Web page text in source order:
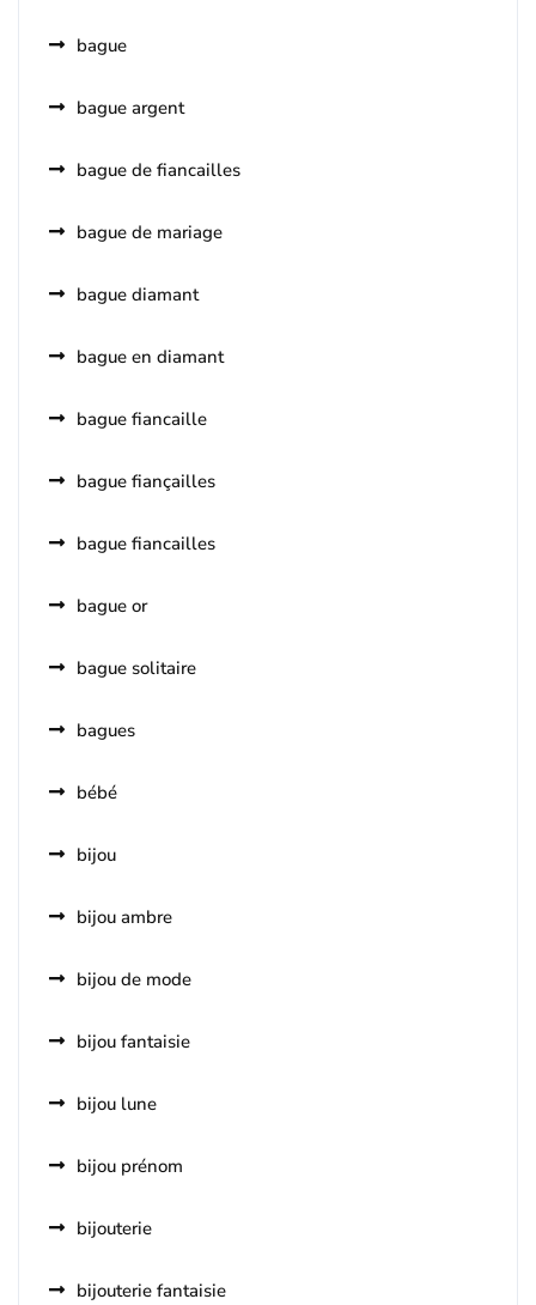
bague
bague argent
bague de fiancailles
bague de mariage
bague diamant
bague en diamant
bague fiancaille
bague fiançailles
bague fiancailles
bague or
bague solitaire
bagues
bébé
bijou
bijou ambre
bijou de mode
bijou fantaisie
bijou lune
bijou prénom
bijouterie
bijouterie fantaisie